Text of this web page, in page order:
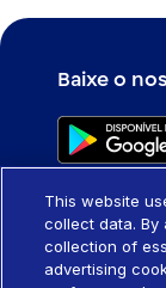
Baixe o
Siga o BV
This website
collect data.
collection of
advertising